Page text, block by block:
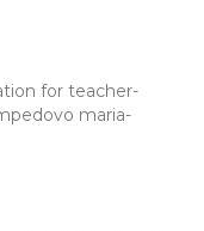
for teacher-
maria-